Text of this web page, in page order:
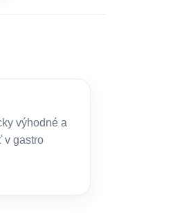
výhodné a
v gastro